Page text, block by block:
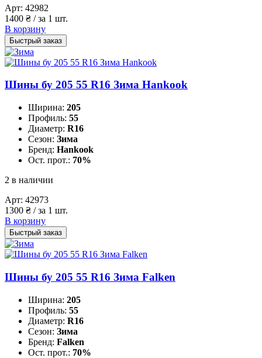
Арт: 42982
1400 ₴ / за 1 шт.
В корзину
Быстрый заказ
Шины бу 205 55 R16 Зима Hankook
Ширина: 205
Профиль: 55
Диаметр: R16
Сезон: Зима
Бренд: Hankook
Ост. прот.: 70%
2 в наличии
Арт: 42973
1300 ₴ / за 1 шт.
В корзину
Быстрый заказ
Шины бу 205 55 R16 Зима Falken
Ширина: 205
Профиль: 55
Диаметр: R16
Сезон: Зима
Бренд: Falken
Ост. прот.: 70%